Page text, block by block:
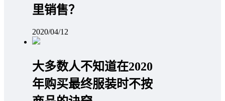
里销售？
2020/04/12
大多数人不知道在2020
年购买最终服装时不按